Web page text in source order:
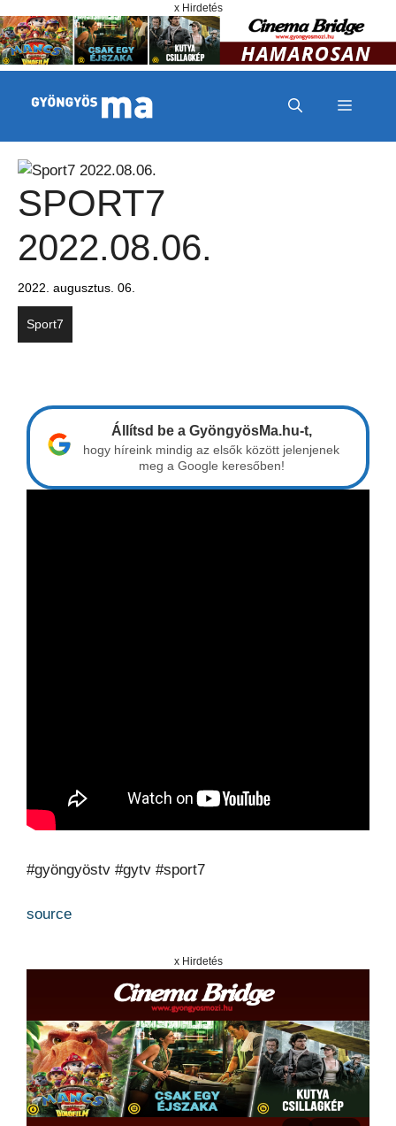
x Hirdetés
MENÜ
SPORT7
2022.08.06.
2022. augusztus. 06.
Sport7
Állítsd be a GyöngyösMa.hu-t,
hogy híreink mindig az elsők között jelenjenek
meg a Google keresőben!
#gyöngyöstv #gytv #sport7
source
x Hirdetés